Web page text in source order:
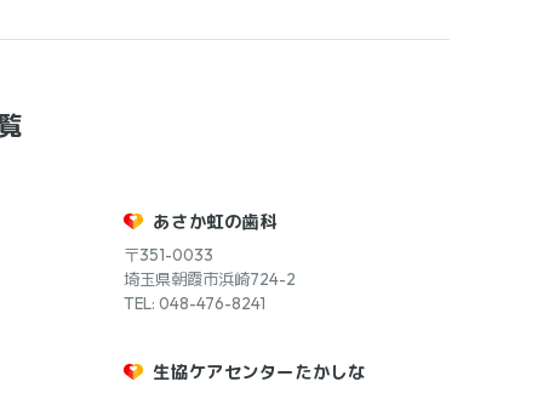
あさか虹の歯科
〒351-0033
埼玉県朝霞市浜崎724-2
TEL: 048-476-8241
生協ケアセンターたかしな